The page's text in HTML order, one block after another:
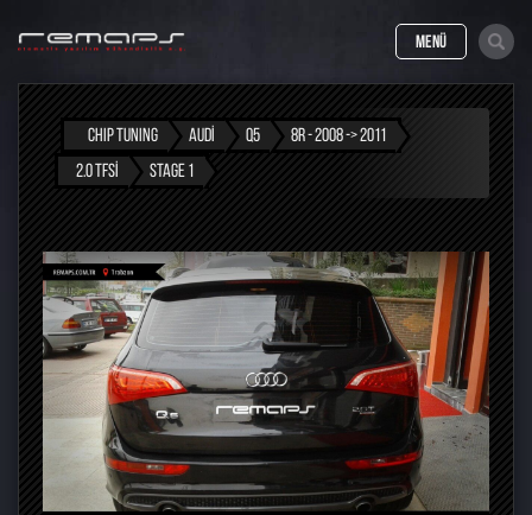
MENÜ
CHIP TUNING AUDI Q5
8R - 2008 -> 2011
2.0 TFSI
STAGE 1